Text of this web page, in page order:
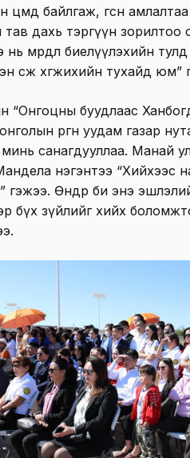
цөмд байлгаж, өгсөн
тав дахь тэргүүн
мөрөөдлөө биелүүлэхийн
өсөж хөгжихийн тухайд юм”
“Онгоцны буудлаас
өргөн уудам газар
санагдууллаа. Манай
нэгэнтээ “Хийхээс
гэжээ. Өнөөдөр би энэ
бүх зүйлийг хийх